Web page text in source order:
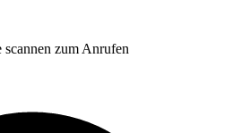
scannen zum Anrufen